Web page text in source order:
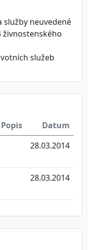
služby neuvedené
živnostenského
služeb
Popis
Datum
28.03.2014
28.03.2014